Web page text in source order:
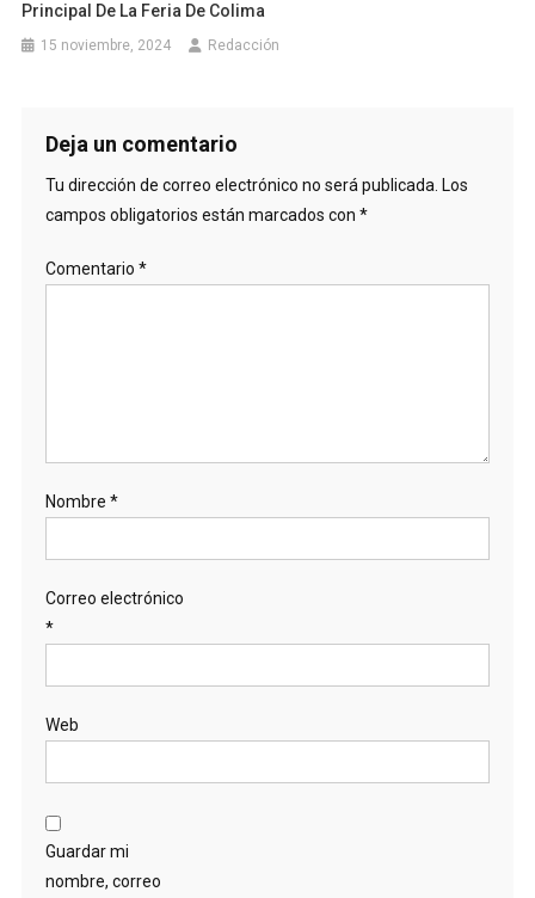
Principal De La Feria De Colima
15 noviembre, 2024 Redacción
Deja un comentario
Tu dirección de correo electrónico no será publicada. Los
campos obligatorios están marcados con *
Comentario *
Nombre *
Correo electrónico
*
Web
Guardar mi
nombre, correo